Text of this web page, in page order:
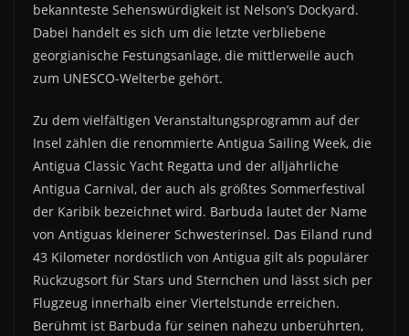
bekannteste Sehenswürdigkeit ist Nelson’s Dockyard.
Dabei handelt es sich um die letzte verbliebene
georgianische Festungsanlage, die mittlerweile auch
zum UNESCO-Welterbe gehört.
Zu dem vielfältigen Veranstaltungsprogramm auf der
Insel zählen die renommierte Antigua Sailing Week, die
Antigua Classic Yacht Regatta und der alljährliche
Antigua Carnival, der auch als größtes Sommerfestival
der Karibik bezeichnet wird. Barbuda lautet der Name
von Antiguas kleinerer Schwesterinsel. Das Eiland rund
43 Kilometer nordöstlich von Antigua gilt als populärer
Rückzugsort für Stars und Sternchen und lässt sich per
Flugzeug innerhalb einer Viertelstunde erreichen.
Berühmt ist Barbuda für seinen nahezu unberührten,